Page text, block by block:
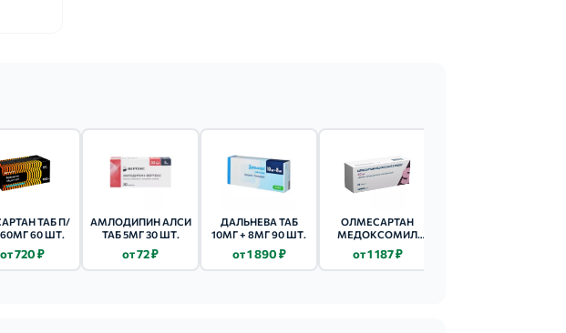
в положении сидя у пациентов с сахарным диабетом 1 типа и
ТАБ П/
60 ШТ.
от 720 ₽
АМЛОДИПИН АЛСИ
ТАБ 5МГ 30 ШТ.
от 72 ₽
ДАЛЬНЕВА ТАБ
10МГ + 8МГ 90 ШТ.
от 1 890 ₽
ОЛМЕСАРТАН
МЕДОКСОМИЛ
40МГ 28 ШТ.
от 1 187 ₽